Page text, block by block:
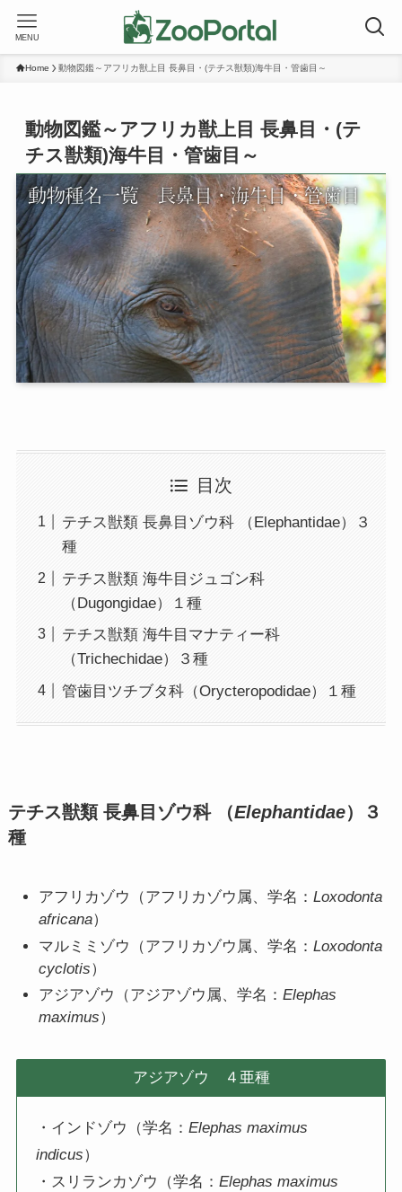
MENU
Home 動物図鑑～アフリカ獣上目 長鼻目・(テチス獣類)海牛目・管歯目～
動物図鑑～アフリカ獣上目 長鼻目・(テ
チス獣類)海牛目・管歯目～
目次
テチス獣類 長鼻目ゾウ科 （Elephantidae）３
種
テチス獣類 海牛目ジュゴン科
（Dugongidae）１種
テチス獣類 海牛目マナティー科
（Trichechidae）３種
管歯目ツチブタ科（Orycteropodidae）１種
テチス獣類 長鼻目ゾウ科 （Elephantidae）３
種
アフリカゾウ（アフリカゾウ属、学名：Loxodonta
africana）
マルミミゾウ（アフリカゾウ属、学名：Loxodonta
cyclotis）
アジアゾウ（アジアゾウ属、学名：Elephas
maximus）
アジアゾウ ４亜種
・インドゾウ（学名：Elephas maximus
indicus）
・スリランカゾウ（学名：Elephas maximus